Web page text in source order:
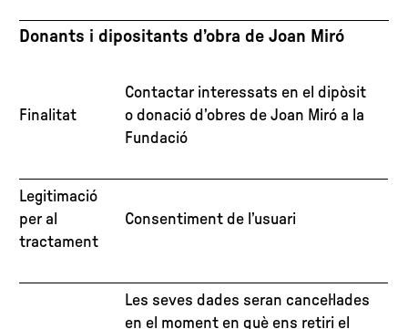
Donants i dipositants d’obra de Joan Miró
Finalitat
Contactar interessats en el dipòsit
o donació d’obres de Joan Miró a la
Fundació
Legitimació
per al
tractament
Consentiment de l’usuari
Les seves dades seran cancel·lades
en el moment en què ens retiri el